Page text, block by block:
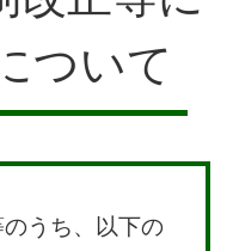
ついて
うち、以下の